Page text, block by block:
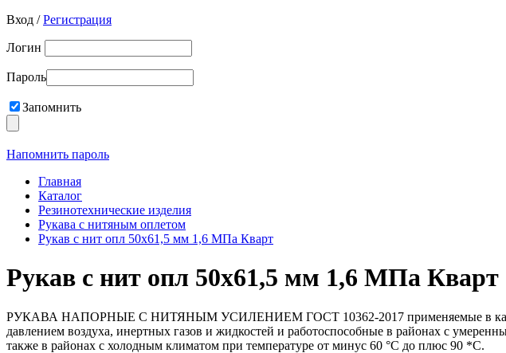
Вход /Регистрация
Логин
Пароль
Запомнить
Напомнить пароль
Главная
Каталог
Резинотехнические изделия
Рукава с нитяным оплетом
Рукав с нит опл 50х61,5 мм 1,6 МПа Кварт
Рукав с нит опл 50х61,5 мм 1,6 МПа Кварт
РУКАВА НАПОРНЫЕ С НИТЯНЫМ УСИЛЕНИЕМ ГОСТ 10362-2017 применяемые в
давлением воздуха, инертных газов и жидкостей и работоспособные в районах с
также в районах с холодным климатом при температуре от минус 60 °С до плюс 90 *С.